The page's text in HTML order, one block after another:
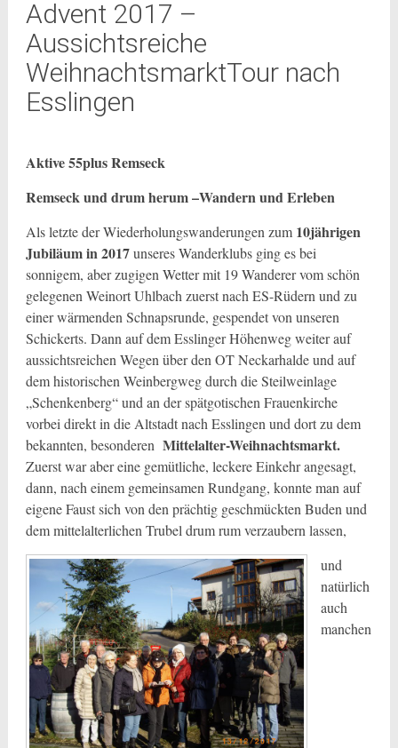
Advent 2017 –
Aussichtsreiche
WeihnachtsmarktTour nach
Esslingen
Aktive 55plus Remseck
Remseck und drum herum –Wandern und Erleben
Als letzte der Wiederholungswanderungen zum 10jährigen
Jubiläum in 2017unseres Wanderklubs ging es bei
sonnigem, aber zugigen Wetter mit 19 Wanderer vom schön
gelegenen Weinort Uhlbach zuerst nach ES-Rüdern und zu
einer wärmenden Schnapsrunde, gespendet von unseren
Schickerts. Dann auf dem Esslinger Höhenweg weiter auf
aussichtsreichen Wegen über den OT Neckarhalde und auf
dem historischen Weinbergweg durch die Steilweinlage
„Schenkenberg“ und an der spätgotischen Frauenkirche
vorbei direkt in die Altstadt nach Esslingen und dort zu dem
bekannten, besonderen Mittelalter-Weihnachtsmarkt.
Zuerst war aber eine gemütliche, leckere Einkehr angesagt,
dann, nach einem gemeinsamen Rundgang, konnte man auf
eigene Faust sich von den prächtig geschmückten Buden und
dem mittelalterlichen Trubel drum rum verzaubern lassen,
und
natürlich
auch
manchen